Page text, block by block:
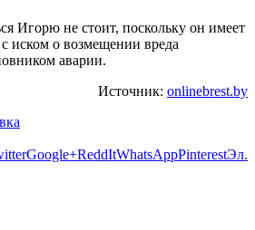
Игорю не стоит, поскольку он имеет
с иском о возмещении вреда
аварии.
Источник: onlinebrest.by
Google+ReddItWhatsAppPinterestЭл.